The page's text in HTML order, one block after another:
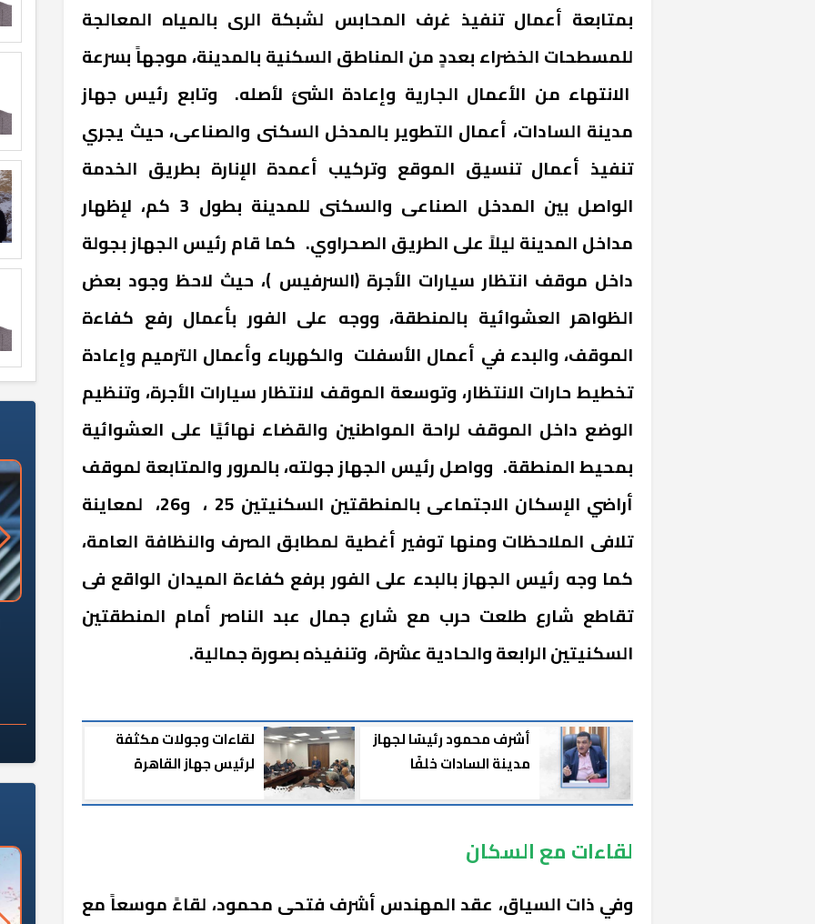
بمتابعة أعمال تنفيذ غرف المحابس لشبكة الرى بالمياه المعالجة
للمسطحات الخضراء بعددٍ من المناطق السكنية بالمدينة، موجهاً بسرعة
الانتهاء من الأعمال الجارية وإعادة الشئ لأصله. وتابع رئيس جهاز
مدينة السادات، أعمال التطوير بالمدخل السكنى والصناعى، حيث يجري
تنفيذ أعمال تنسيق الموقع وتركيب أعمدة الإنارة بطريق الخدمة
الواصل بين المدخل الصناعى والسكنى للمدينة بطول 3 كم، لإظهار
مداخل المدينة ليلاً على الطريق الصحراوي. كما قام رئيس الجهاز بجولة
داخل موقف انتظار سيارات الأجرة (السرفيس )، حيث لاحظ وجود بعض
الظواهر العشوائية بالمنطقة، ووجه على الفور بأعمال رفع كفاءة
الموقف، والبدء في أعمال الأسفلت والكهرباء وأعمال الترميم وإعادة
تخطيط حارات الانتظار، وتوسعة الموقف لانتظار سيارات الأجرة، وتنظيم
الوضع داخل الموقف لراحة المواطنين والقضاء نهائيًا على العشوائية
بمحيط المنطقة. وواصل رئيس الجهاز جولته، بالمرور والمتابعة لموقف
أراضي الإسكان الاجتماعى بالمنطقتين السكنيتين 25 ، و26، لمعاينة
تلافى الملاحظات ومنها توفير أغطية لمطابق الصرف والنظافة العامة،
كما وجه رئيس الجهاز بالبدء على الفور برفع كفاءة الميدان الواقع فى
تقاطع شارع طلعت حرب مع شارع جمال عبد الناصر أمام المنطقتين
السكنيتين الرابعة والحادية عشرة، وتنفيذه بصورة جمالية.
أشرف محمود رئيسًا لجهاز
مدينة السادات خلفًا
لقاءات وجولات مكثفة
لرئيس جهاز القاهرة
بالمشروعات
لقاءات مع السكان
وفي ذات السياق، عقد المهندس أشرف فتحى محمود، لقاءً موسعاً مع
«وزارة الآثار»: العُثور على 10 توابيت
خشبية بفناء مقبرة "باكي"
سلامة الغذاء: 285 ألف طن صادرات
غذائية في أسبوع